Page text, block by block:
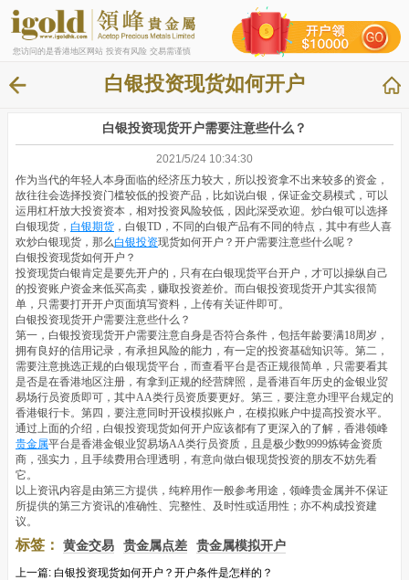
您访问的是香港地区网站 投资有风险 交易需谨慎
白银投资现货如何开户
白银投资现货开户需要注意些什么？
2021/5/24 10:34:30
作为当代的年轻人本身面临的经济压力较大，所以投资拿不出来较多的资金，
故往往会选择投资门槛较低的投资产品，比如说白银，保证金交易模式，可以
运用杠杆放大投资资本，相对投资风险较低，因此深受欢迎。炒白银可以选择
白银现货， 白银期货 ，白银TD，不同的白银产品有不同的特点，其中有些人喜
欢炒白银现货，那么白银投资现货如何开户？开户需要注意些什么呢？
白银投资现货如何开户？
投资现货白银肯定是要先开户的，只有在白银现货平台开户，才可以操纵自己
的投资账户资金来低买高卖，赚取投资差价。而白银投资现货开户其实很简
单，只需要打开开户页面填写资料，上传有关证件即可。
白银投资现货开户需要注意些什么？
第一，白银投资现货开户需要注意自身是否符合条件，包括年龄要满18周岁，
拥有良好的信用记录，有承担风险的能力，有一定的投资基础知识等。第二，
需要注意挑选正规的白银现货平台，而查看平台是否正规很简单，只需要看其
是否是在香港地区注册，有拿到正规的经营牌照，是香港百年历史的金银业贸
易场行员资质即可，其中AA类行员资质要更好。第三，要注意办理平台规定的
香港银行卡。第四，要注意同时开设模拟账户，在模拟账户中提高投资水平。
通过上面的介绍，白银投资现货如何开户应该都有了更深入的了解，香港领峰
贵金属平台是香港金银业贸易场AA类行员资质，且是极少数9999炼铸金资质
商，强实力，且手续费用合理透明，有意向做白银现货投资的朋友不妨先看
它。
以上资讯内容是由第三方提供，纯粹用作一般参考用途，领峰贵金属并不保证
所提供的第三方资讯的准确性、完整性、及时性或适用性；亦不构成投资建
议。
标签： 黄金交易 贵金属点差 贵金属模拟开户
上一篇: 白银投资现货如何开户？开户条件是怎样的？